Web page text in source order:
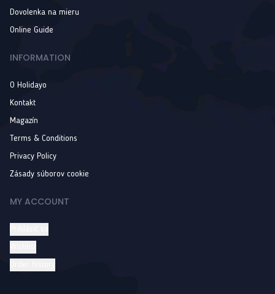
Dovolenka na mieru
Online Guide
INFORMATION
O Holidayo
Kontakt
Magazín
Terms & Conditions
Privacy Policy
Zásady súborov cookie
MY ACCOUNT